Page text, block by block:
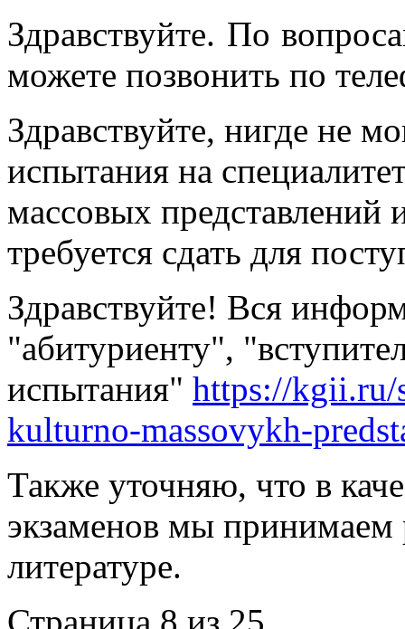
Здравствуйте. По
можете позвонить по
Здравствуйте, нигде не
испытания на
массовых
требуется сдать для
Здравствуйте! Вся
"абитуриенту",
испытания" https://kgii.ru/
kulturno-massovykh-
Также уточняю, что в
экзаменов мы принимаем
литературе.